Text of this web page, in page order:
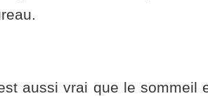
aussi vrai que le sommeil